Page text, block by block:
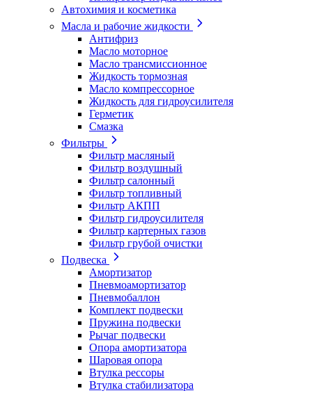
Автохимия и косметика
Масла и рабочие жидкости
Антифриз
Масло моторное
Масло трансмиссионное
Жидкость тормозная
Масло компрессорное
Жидкость для гидроусилителя
Герметик
Смазка
Фильтры
Фильтр масляный
Фильтр воздушный
Фильтр салонный
Фильтр топливный
Фильтр АКПП
Фильтр гидроусилителя
Фильтр картерных газов
Фильтр грубой очистки
Подвеска
Амортизатор
Пневмоамортизатор
Пневмобаллон
Комплект подвески
Пружина подвески
Рычаг подвески
Опора амортизатора
Шаровая опора
Втулка рессоры
Втулка стабилизатора